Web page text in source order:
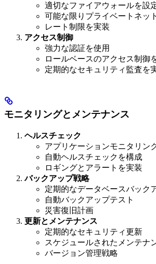
適切なファイアウォールを設
可能な限りプライベートネッ
レート制限を実装
アクセス制御
強力な認証を使用
ロールベースのアクセス制御
定期的なセキュリティ監査を
モニタリングとメンテナンス
ヘルスチェック
アプリケーションモニタリン
自動ヘルスチェックを構成
ロギングとアラートを実装
バックアップ戦略
定期的なデータベースバック
自動バックアップテスト
災害復旧計画
更新とメンテナンス
定期的なセキュリティ更新
スケジュールされたメンテナ
バージョン管理戦略